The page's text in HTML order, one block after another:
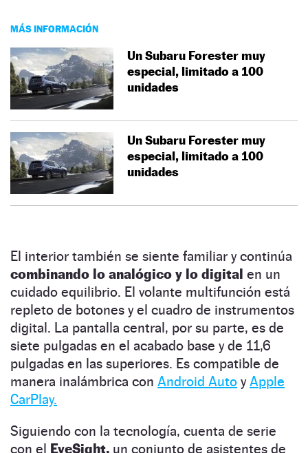
MÁS INFORMACIÓN
Un Subaru Forester muy
especial, limitado a 100
unidades
Un Subaru Forester muy
especial, limitado a 100
unidades
El interior también se siente familiar y continúa
combinando lo analógico y lo digital en un
cuidado equilibrio. El volante multifunción está
repleto de botones y el cuadro de instrumentos
digital. La pantalla central, por su parte, es de
siete pulgadas en el acabado base y de 11,6
pulgadas en las superiores. Es compatible de
manera inalámbrica con Android Auto yApple
CarPlay.
Siguiendo con la tecnología, cuenta de serie
con el EyeSight, un conjunto de asistentes de